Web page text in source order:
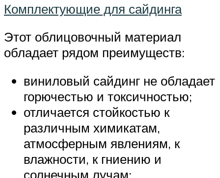
Комплектующие для сайдинга
Этот облицовочный материал
обладает рядом преимуществ:
виниловый сайдинг не обладает
горючестью и токсичностью;
отличается стойкостью к
различным химикатам,
атмосферным явлениям, к
влажности, к гниению и
солнечным лучам;